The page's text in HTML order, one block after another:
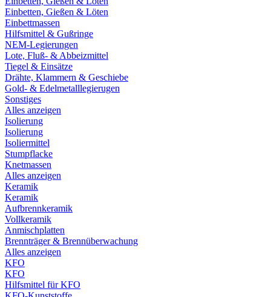
Einbetten, Gießen & Löten
Einbettmassen
Hilfsmittel & Gußringe
NEM-Legierungen
Lote, Fluß- & Abbeizmittel
Tiegel & Einsätze
Drähte, Klammern & Geschiebe
Gold- & Edelmetalllegierugen
Sonstiges
Alles anzeigen
Isolierung
Isolierung
Isoliermittel
Stumpflacke
Knetmassen
Alles anzeigen
Keramik
Keramik
Aufbrennkeramik
Vollkeramik
Anmischplatten
Brennträger & Brennüberwachung
Alles anzeigen
KFO
KFO
Hilfsmittel für KFO